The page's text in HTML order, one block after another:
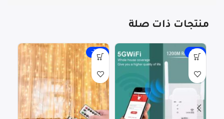
منتجات ذات صلة
-17%
-20%